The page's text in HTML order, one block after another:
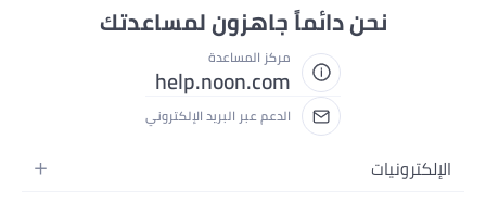
نحن دائماً جاهزون لمساعدتك
مركز المساعدة
help.noon.com
الدعم عبر البريد الإلكتروني
الإلكترونيات